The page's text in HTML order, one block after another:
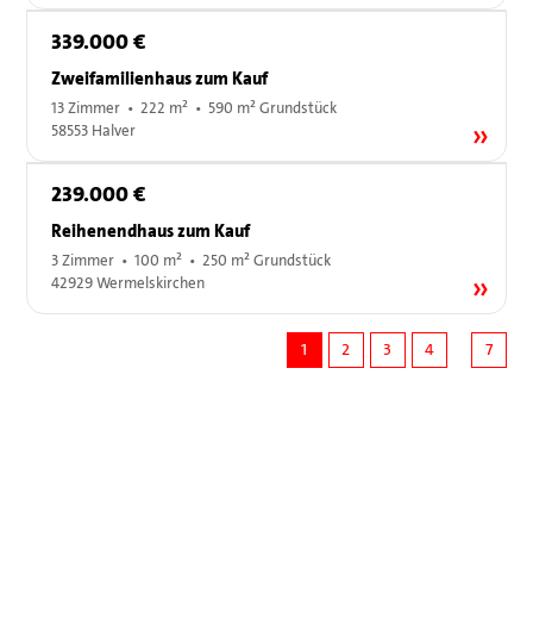
339.000 €
Zweifamilienhaus zum Kauf
13 Zimmer • 222 m² • 590 m² Grundstück
58553 Halver
239.000 €
Reihenendhaus zum Kauf
3 Zimmer • 100 m² • 250 m² Grundstück
42929 Wermelskirchen
1 2 3 4 7